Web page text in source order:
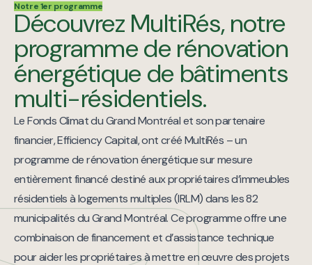
Notre 1er programme
Découvrez MultiRés, notre
programme de rénovation
énergétique de bâtiments
multi-résidentiels.
Le Fonds Climat du Grand Montréal et son partenaire
financier, Efficiency Capital, ont créé MultiRés – un
programme de rénovation énergétique sur mesure
entièrement financé destiné aux propriétaires d’immeubles
résidentiels à logements multiples (IRLM) dans les 82
municipalités du Grand Montréal. Ce programme offre une
combinaison de financement et d’assistance technique
pour aider les propriétaires à mettre en œuvre des projets